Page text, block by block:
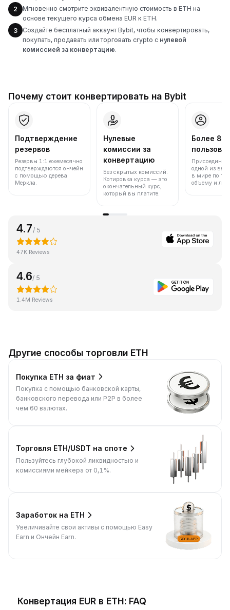
2
Мгновенно смотрите эквивалентную стоимость в ETH на
основе текущего курса обмена EUR к ETH.
3
Создайте бесплатный аккаунт Bybit, чтобы конвертировать,
покупать, продавать или торговать crypto с нулевой
комиссией за конвертацию.
Почему стоит конвертировать на Bybit
Подтверждение
резервов
Резервы 1:1 ежемесячно
подтверждаются ончейн
с помощью дерева
Меркла.
Нулевые
комиссии за
конвертацию
Без скрытых комиссий.
Котировка курса — это
окончательный курс,
который вы платите.
Более 86
одной из
в мире по
объему и
4.7 / 5
47K Reviews
4.6/ 5
1.4M Reviews
Другие способы торговли ETH
Покупка ETH за фиат
Покупка с помощью банковской карты,
банковского перевода или P2P в более
чем 60 валютах.
Торговля ETH/USDT на споте
Пользуйтесь глубокой ликвидностью и
комиссиями мейкера от 0,1%.
Заработок на ETH
Увеличивайте свои активы с помощью Easy
Earn и Ончейн Earn.
Конвертация EUR в ETH: FAQ